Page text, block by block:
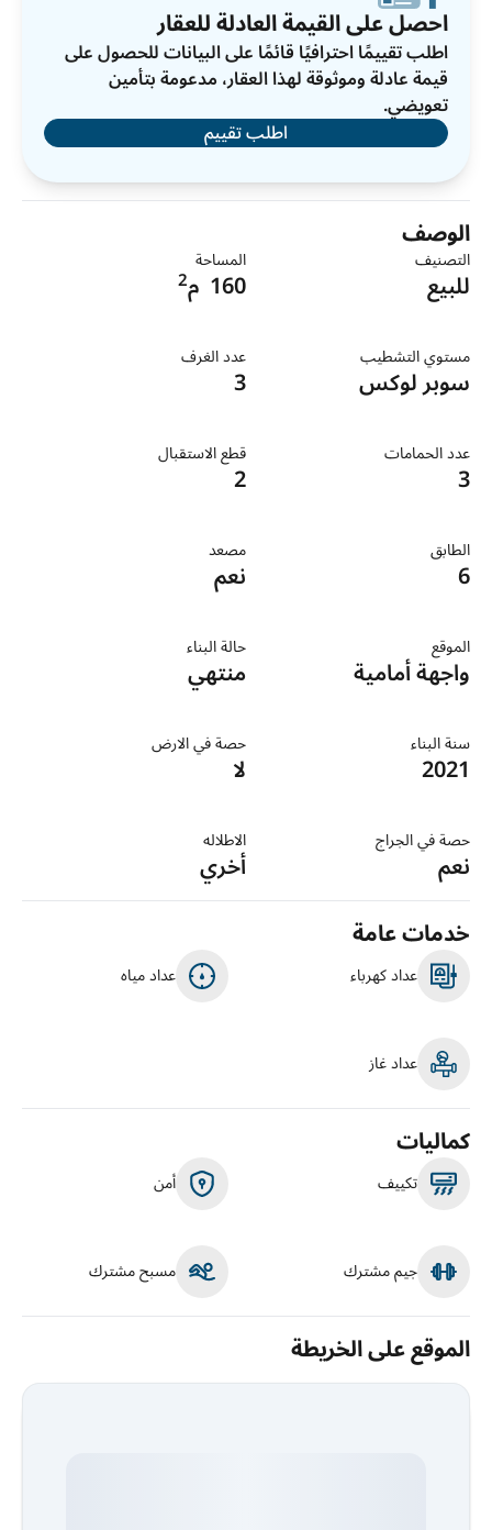
احصل على القيمة العادلة للعقار
اطلب تقييمًا احترافيًا قائمًا على البيانات للحصول على
قيمة عادلة وموثوقة لهذا العقار، مدعومة بتأمين
تعويضي.
اطلب تقييم
الوصف
التصنيف
للبيع
المساحة
160 م2
مستوي التشطيب
سوبر لوكس
عدد الغرف
3
عدد الحمامات
3
قطع الاستقبال
2
الطابق
6
مصعد
نعم
الموقع
واجهة أمامية
حالة البناء
منتهي
سنة البناء
2021
حصة في الارض
لا
حصة في الجراج
نعم
الاطلاله
أخري
خدمات عامة
عداد كهرباء عداد مياه
عداد غاز
كماليات
تكييف أمن
جيم مشترك مسبح مشترك
الموقع على الخريطة